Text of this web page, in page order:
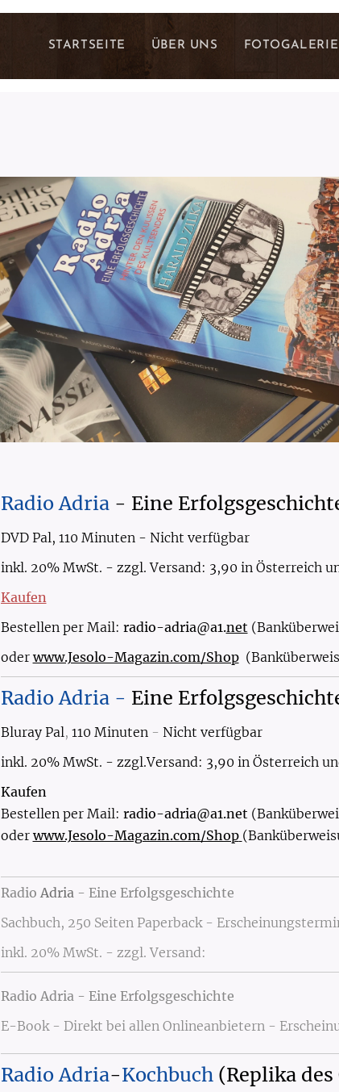
STARTSEITE ÜBER UNS FOTOGALERIE
RadioAdria - Eine
DVD Pal, 110 Minuten - Nicht verfügbar
inkl. 20% MwSt. - zzgl. Versand: 3,90 in Österreich
Kaufen
Bestellen per Mail: radio-adria@a1.net
oderwww.Jesolo-Magazin.com/Shop
RadioAdria - Eine
Bluray Pal, 110 Minuten - Nicht verfügbar
inkl. 20% MwSt. - zzgl.Versand: 3,90 in Österreich
Kaufen
Bestellen per Mail: radio-adria@a1.net
oderwww.Jesolo-Magazin.com/Shop
Radio Adria - Eine Erfolgsgeschichte
Sachbuch, 250 Seiten Paperback -
inkl. 20% MwSt. - zzgl. Versand:
Radio Adria - Eine Erfolgsgeschichte
E-Book - Direkt bei allen Onlineanbietern -
RadioAdria-Kochbuch (Replika